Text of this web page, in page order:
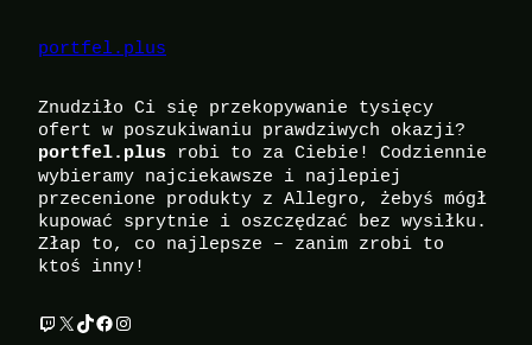
portfel.plus
Znudziło Ci się przekopywanie tysięcy
ofert w poszukiwaniu prawdziwych okazji?
portfel.plus robi to za Ciebie! Codziennie
wybieramy najciekawsze i najlepiej
przecenione produkty z Allegro, żebyś mógł
kupować sprytnie i oszczędzać bez wysiłku.
Złap to, co najlepsze – zanim zrobi to
ktoś inny!
Twitch X TikTok Facebook Instagram